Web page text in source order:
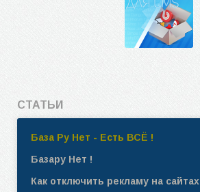
СТАТЬИ
База Ру Нет - Есть ВСЁ !
Базару Нет !
Как отключить рекламу на сайтах